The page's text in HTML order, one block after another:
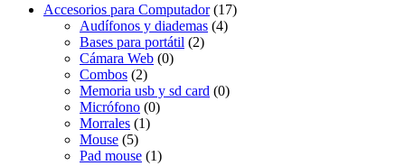
Accesorios para Computador (17)
Audífonos y diademas (4)
Bases para portátil (2)
Cámara Web (0)
Combos (2)
Memoria usb y sd card (0)
Micrófono (0)
Morrales (1)
Mouse (5)
Pad mouse (1)